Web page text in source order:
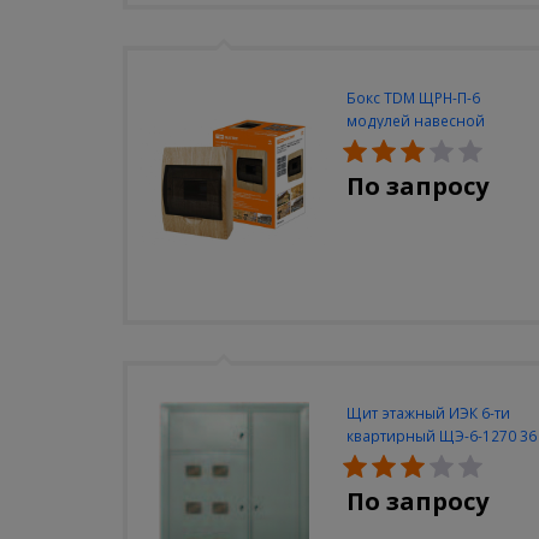
Бокс TDM ЩРН-П-6
модулей навесной
пластик IP40 "Эко" (сосна)
По запросу
Щит этажный ИЭК 6-ти
квартирный ЩЭ-6-1270 36
УХЛ3
По запросу